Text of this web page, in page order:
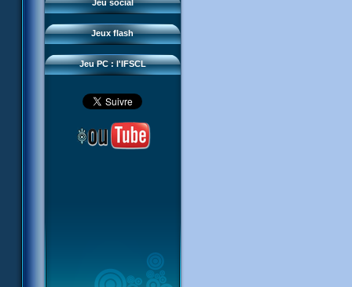
Jeu social
Jeux flash
Sector 2 Escape
Jeu PC : l'IFSCL
Téléchargements
Réseau IFSCL